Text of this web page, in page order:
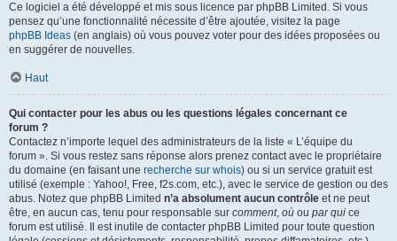
Ce logiciel a été développé et mis sous licence par phpBB Limited. Si vous
pensez qu’une fonctionnalité nécessite d’être ajoutée, visitez la page
phpBB Ideas (en anglais) où vous pouvez voter pour des idées proposées ou
en suggérer de nouvelles.
Haut
Qui contacter pour les abus ou les questions légales concernant ce
forum ?
Contactez n’importe lequel des administrateurs de la liste « L’équipe du
forum ». Si vous restez sans réponse alors prenez contact avec le propriétaire
du domaine (en faisant une recherche sur whois) ou si un service gratuit est
utilisé (exemple : Yahoo!, Free, f2s.com, etc.), avec le service de gestion ou des
abus. Notez que phpBB Limited n’a absolument aucun contrôle et ne peut
être, en aucun cas, tenu pour responsable sur comment, où ou par qui ce
forum est utilisé. Il est inutile de contacter phpBB Limited pour toute question